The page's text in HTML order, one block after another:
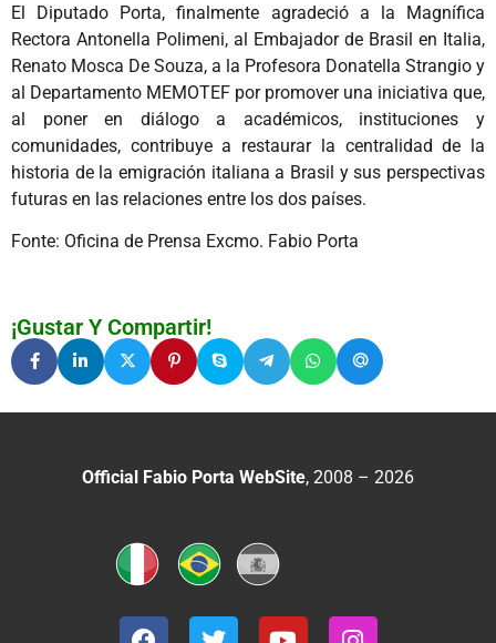
El Diputado Porta, finalmente agradeció a la Magnífica
Rectora Antonella Polimeni, al Embajador de Brasil en Italia,
Renato Mosca De Souza, a la Profesora Donatella Strangio y
al Departamento MEMOTEF por promover una iniciativa que,
al poner en diálogo a académicos, instituciones y
comunidades, contribuye a restaurar la centralidad de la
historia de la emigración italiana a Brasil y sus perspectivas
futuras en las relaciones entre los dos países.
Fonte: Oficina de Prensa Excmo. Fabio Porta
¡Gustar Y Compartir!
Official Fabio Porta WebSite, 2008 – 2026